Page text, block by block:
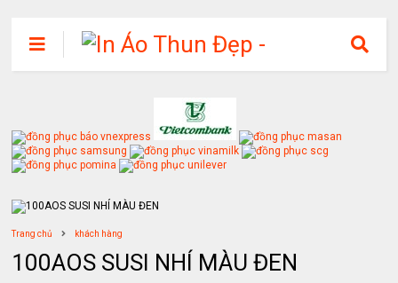
Trang chủ khách hàng
100AOS SUSI NHÍ MÀU ĐEN